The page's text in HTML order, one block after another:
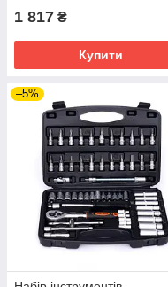
1 817 ₴
Купити
–5%